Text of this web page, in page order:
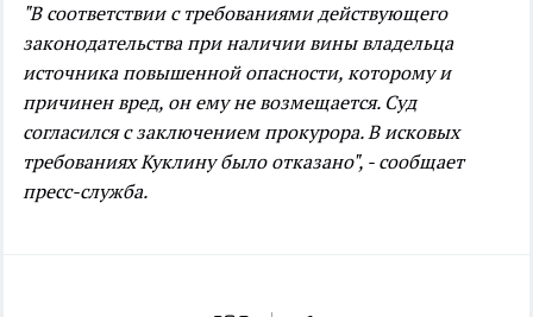
"В соответствии с требованиями действующего
законодательства при наличии вины владельца
источника повышенной опасности, которому и
причинен вред, он ему не возмещается. Суд
согласился с заключением прокурора. В исковых
требованиях Куклину было отказано", - сообщает
пресс-служба.